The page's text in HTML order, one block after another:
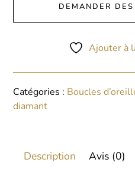
DEMANDER
Ajouter à
Catégories : Boucles
diamant
Description Avis (0)